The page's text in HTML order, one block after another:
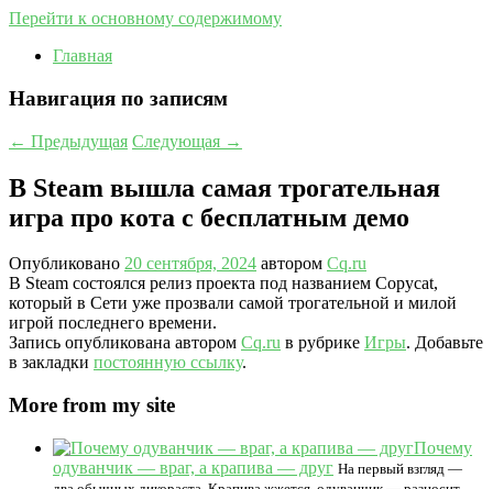
Перейти к основному содержимому
Главная
Навигация по записям
← Предыдущая Следующая →
В Steam вышла самая трогательная
игра про кота с бесплатным демо
Опубликовано 20 сентября, 2024 автором Cq.ru
В Steam состоялся релиз проекта под названием Copycat,
который в Сети уже прозвали самой трогательной и милой
игрой последнего времени.
Запись опубликована автором Cq.ru в рубрике Игры. Добавьте
в закладки постоянную ссылку.
More from my site
Почему
одуванчик — враг, а крапива — друг На первый взгляд —